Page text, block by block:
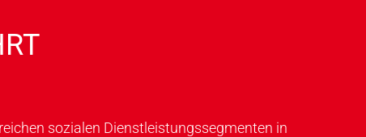
sozialen Dienst­leistungs­seg­men­ten in